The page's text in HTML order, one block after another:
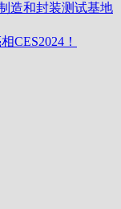
造和封装测试基地
CES2024！